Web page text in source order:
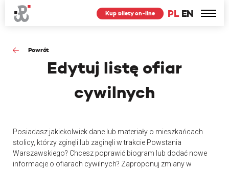
PL EN
Kup bilety on-line
Powrót
Edytuj listę ofiar
cywilnych
Posiadasz jakiekolwiek dane lub materiały o mieszkańcach
stolicy, którzy zginęli lub zaginęli w trakcie Powstania
Warszawskiego? Chcesz poprawić biogram lub dodać nowe
informacje o ofiarach cywilnych? Zaproponuj zmiany w